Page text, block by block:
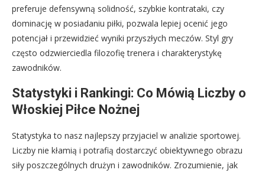
preferuje defensywną solidność, szybkie kontrataki, czy
dominację w posiadaniu piłki, pozwala lepiej ocenić jego
potencjał i przewidzieć wyniki przyszłych meczów. Styl gry
często odzwierciedla filozofię trenera i charakterystykę
zawodników.
Statystyki i Rankingi: Co Mówią Liczby o
Włoskiej Piłce Nożnej
Statystyka to nasz najlepszy przyjaciel w analizie sportowej.
Liczby nie kłamią i potrafią dostarczyć obiektywnego obrazu
siły poszczególnych drużyn i zawodników. Zrozumienie, jak